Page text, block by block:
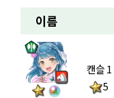
이름
캔슬 1
5